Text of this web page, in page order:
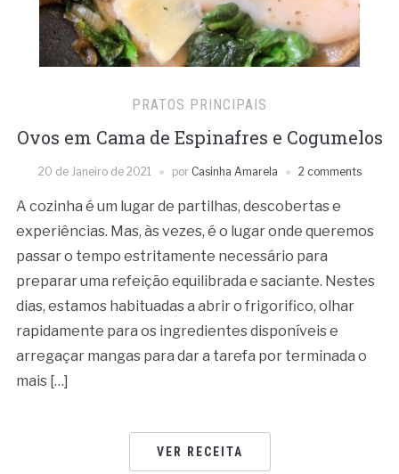
PRATOS PRINCIPAIS
Ovos em Cama de Espinafres e Cogumelos
20 de Janeiro de 2021 por Casinha Amarela 2 comments
A cozinha é um lugar de partilhas, descobertas e
experiências. Mas, às vezes, é o lugar onde queremos
passar o tempo estritamente necessário para
preparar uma refeição equilibrada e saciante. Nestes
dias, estamos habituadas a abrir o frigorifico, olhar
rapidamente para os ingredientes disponíveis e
arregaçar mangas para dar a tarefa por terminada o
mais […]
VER RECEITA